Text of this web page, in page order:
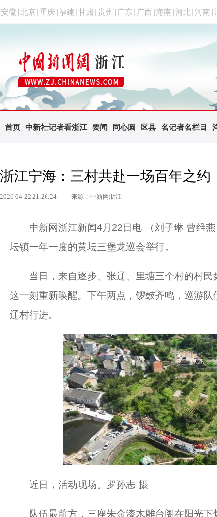
安徽 北京 重庆 福建 甘肃 贵州 广东 广西 海南 河北 河南
首页 中新社记者看浙江 要闻 同心圆 区县 名记者名栏目
浙江宁海：三村共赴一场百年之约
2026-04-22 21:26:24 来源：中新网浙江
中新网浙江新闻4月22日电 （刘子琳 曹维燕
坛镇一年一度的黄坛三堡龙巡会举行。
当日，来自逐步、张辽、里塘三个村的村民
这一刻重新唤醒。下午两点，锣鼓齐鸣，巡游
辽村行进。
近日，活动现场。罗孙志 摄
队伍最前方，三座朱金漆木雕台阁在阳光下